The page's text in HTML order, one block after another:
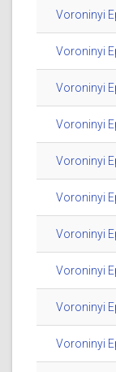
Voroninyi
Voroninyi
Voroninyi
Voroninyi
Voroninyi
Voroninyi
Voroninyi
Voroninyi
Voroninyi
Voroninyi